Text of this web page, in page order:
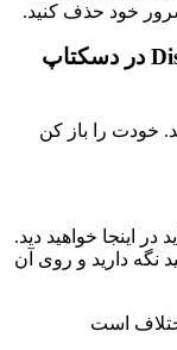
در اینجا نحوه حذف ایموجی های Discord در دسکتاپ
اینجا خواهید دید.
دارید و روی آن